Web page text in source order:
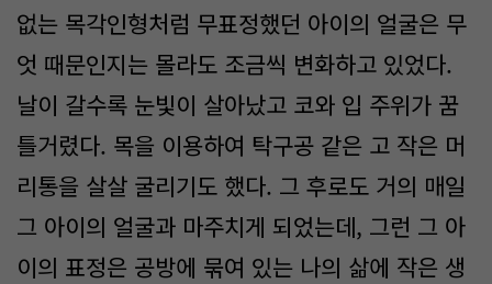
없는 목각인형처럼 무표정했던 아이의 얼굴은 무
엇 때문인지는 몰라도 조금씩 변화하고 있었다.
날이 갈수록 눈빛이 살아났고 코와 입 주위가 꿈
틀거렸다. 목을 이용하여 탁구공 같은 고 작은 머
리통을 살살 굴리기도 했다. 그 후로도 거의 매일
그 아이의 얼굴과 마주치게 되었는데, 그런 그 아
이의 표정은 공방에 묶여 있는 나의 삶에 작은 생